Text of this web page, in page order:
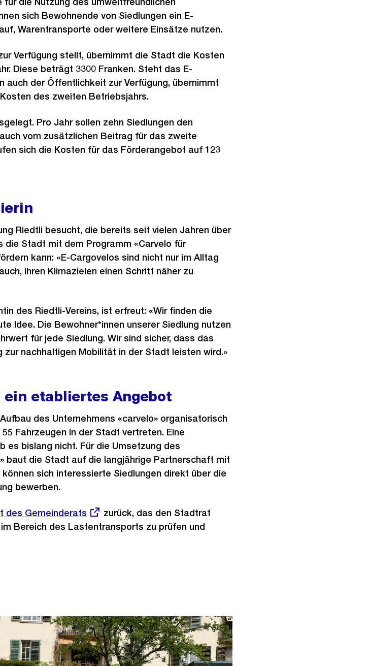
sich Bewohnende von Siedlungen ein E-
Warentransporte oder weitere Einsätze nutzen.
Verfügung stellt, übernimmt die Stadt die Kosten
Diese beträgt 3300 Franken. Steht das E-
auch der Öffentlichkeit zur Verfügung, übernimmt
des zweiten Betriebsjahrs.
Pro Jahr sollen zehn Siedlungen den
vom zusätzlichen Beitrag für das zweite
sich die Kosten für das Förderangebot auf 123
Riedtli besucht, die bereits seit vielen Jahren über
die Stadt mit dem Programm «Carvelo für
kann: «E-Cargovelos sind nicht nur im Alltag
ihren Klimazielen einen Schritt näher zu
des Riedtli-Vereins, ist erfreut: «Wir finden die
Idee. Die Bewohner*innen unserer Siedlung nutzen
für jede Siedlung. Wir sind sicher, dass das
nachhaltigen Mobilität in der Stadt leisten wird.»
ein etabliertes Angebot
des Unternehmens «carvelo» organisatorisch
Fahrzeugen in der Stadt vertreten. Eine
es bislang nicht. Für die Umsetzung des
baut die Stadt auf die langjährige Partnerschaft mit
sich interessierte Siedlungen direkt über die
bewerben.
des Gemeinderats
zurück, das den Stadtrat
Bereich des Lastentransports zu prüfen und